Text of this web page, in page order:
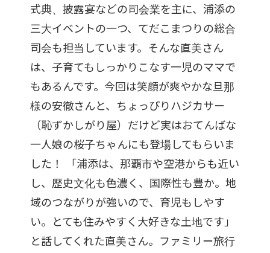
式典、披露宴などの司会業を主に、浦添の
三大イベントの一つ、てだこまつりの総合
司会も担当しています。そんな直美さん
は、子育てもしっかりこなす一児のママで
もあるんです。今回は笑顔が爽やかな旦那
様の安徹さんと、ちょっぴりハジカサー
（恥ずかしがり屋）だけど実はおてんばな
一人娘の桜子ちゃんにも登場してもらいま
した！ 「浦添は、那覇市や空港からも近い
し、歴史文化も色濃く、国際性も豊か。地
域のつながりが強いので、育児もしやす
い。とても住みやすく大好きな土地です」
と話してくれた直美さん。ファミリー旅行